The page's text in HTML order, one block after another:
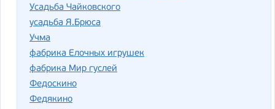
Усадьба Чайковского
усадьба Я.Брюса
Учма
фабрика Елочных игрушек
фабрика Мир гуслей
Федоскино
Федякино